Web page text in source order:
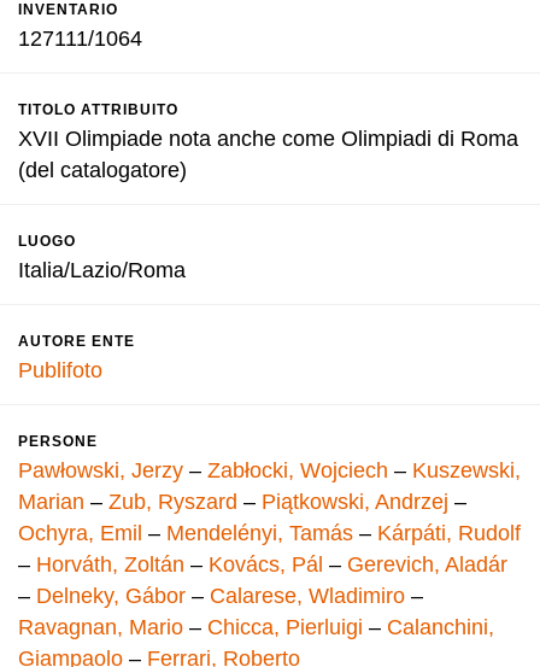
INVENTARIO
127111/1064
TITOLO ATTRIBUITO
XVII Olimpiade nota anche come Olimpiadi di Roma
(del catalogatore)
LUOGO
Italia/Lazio/Roma
AUTORE ENTE
Publifoto
PERSONE
Pawłowski, Jerzy – Zabłocki, Wojciech – Kuszewski,
Marian – Zub, Ryszard – Piątkowski, Andrzej –
Ochyra, Emil – Mendelényi, Tamás – Kárpáti, Rudolf
– Horváth, Zoltán – Kovács, Pál – Gerevich, Aladár
– Delneky, Gábor – Calarese, Wladimiro –
Ravagnan, Mario – Chicca, Pierluigi – Calanchini,
Giampaolo – Ferrari, Roberto